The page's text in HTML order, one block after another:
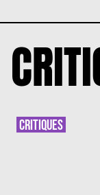
CRITIQUES